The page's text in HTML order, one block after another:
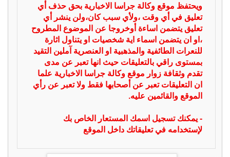
ويحتفظ موقع وكالة جراسا الاخبارية بحق حذف أي
تعليق في أي وقت ،ولأي سبب كان،ولن ينشر أي
تعليق يتضمن اساءة أوخروجا عن الموضوع المطروح
،او ان يتضمن اسماء اية شخصيات او يتناول اثارة
للنعرات الطائفية والمذهبية او العنصرية آملين التقيد
بمستوى راقي بالتعليقات حيث انها تعبر عن مدى
تقدم وثقافة زوار موقع وكالة جراسا الاخبارية علما
ان التعليقات تعبر عن أصحابها فقط ولا تعبر عن رأي
الموقع والقائمين عليه.
- يمكنك تسجيل اسمك المستعار الخاص بك
لإستخدامه في تعليقاتك داخل الموقع